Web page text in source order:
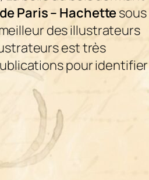
Paris – Hachettesous
des illustrateurs
est très
pour identifier